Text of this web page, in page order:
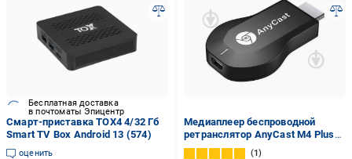
Бесплатная доставка
в почтоматы Эпицентр
Смарт-приставка TOX4 4/32 Гб
Smart TV Box Android 13 (574)
оценить
Медиаплеер беспроводной
ретранслятор AnyCast M4 Plus
TV WiFi HDMI (SFSSS43DFDF)
1